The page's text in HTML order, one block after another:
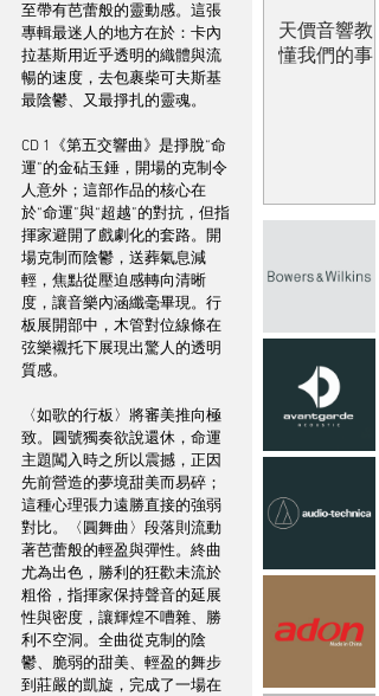
至帶有芭蕾般的靈動感。這張
專輯最迷人的地方在於：卡內
拉基斯用近乎透明的織體與流
暢的速度，去包裹柴可夫斯基
最陰鬱、又最掙扎的靈魂。
CD 1《第五交響曲》是掙脫“命
運”的金砧玉錘，開場的克制令
人意外；這部作品的核心在
於“命運”與“超越”的對抗，但指
揮家避開了戲劇化的套路。開
場克制而陰鬱，送葬氣息減
輕，焦點從壓迫感轉向清晰
度，讓音樂內涵纖毫畢現。行
板展開部中，木管對位線條在
弦樂襯托下展現出驚人的透明
質感。
〈如歌的行板〉將審美推向極
致。圓號獨奏欲說還休，命運
主題闖入時之所以震撼，正因
先前營造的夢境甜美而易碎；
這種心理張力遠勝直接的強弱
對比。〈圓舞曲〉段落則流動
著芭蕾般的輕盈與彈性。終曲
尤為出色，勝利的狂歡未流於
粗俗，指揮家保持聲音的延展
性與密度，讓輝煌不嘈雜、勝
利不空洞。全曲從克制的陰
鬱、脆弱的甜美、輕盈的舞步
到莊嚴的凱旋，完成了一場在
天價音響教
懂我們的事